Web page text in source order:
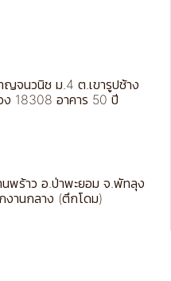
ญจนวนิช ม.4 ต.เขารูปช้าง
18308 อาคาร 50 ปี
พร้าว อ.ป่าพะยอม จ.พัทลุง
งานกลาง (ตึกโดม)